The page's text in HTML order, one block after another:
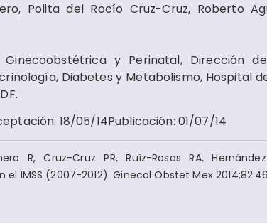
Polita del Rocío Cruz-Cruz, Roberto
Ginecoobstétrica y Perinatal, Dirección
Diabetes y Metabolismo, Hospital
: 18/05/14Publicación: 01/07/14
R, Cruz-Cruz PR, Ruíz-Rosas RA,
IMSS (2007-2012). Ginecol Obstet Mex